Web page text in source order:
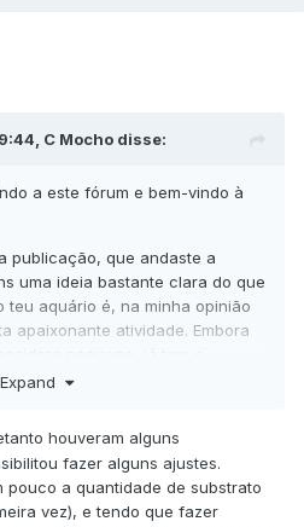
C Mocho disse:
a este fórum e bem-vindo à
publicação, que andaste a
uma ideia bastante clara do que
teu aquário é, na minha opinião
apaixonante atividade. Embora
facilmente a estabilidade
foto para vermos o tronco e a
fácil fazer alguma sugestão.
Expand
houveram alguns
fazer alguns ajustes.
pouco a quantidade de substrato
vez), e tendo que fazer